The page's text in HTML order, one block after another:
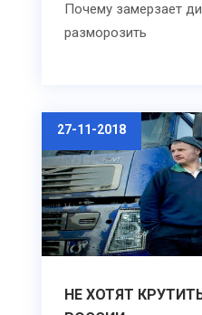
Почему замерзает
разморозить
27-11-2018
НЕ ХОТЯТ